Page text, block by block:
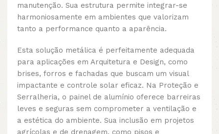
manutenção. Sua estrutura permite integrar-se
harmoniosamente em ambientes que valorizam
tanto a performance quanto a aparência.
Esta solução metálica é perfeitamente adequada
para aplicações em Arquitetura e Design, como
brises, forros e fachadas que buscam um visual
impactante e controle solar eficaz. Na Proteção e
Serralheria, o painel de alumínio oferece barreiras
leves e seguras sem comprometer a ventilação e
a estética do ambiente. Sua inclusão em projetos
agrícolas e de drenagem, como pisos e